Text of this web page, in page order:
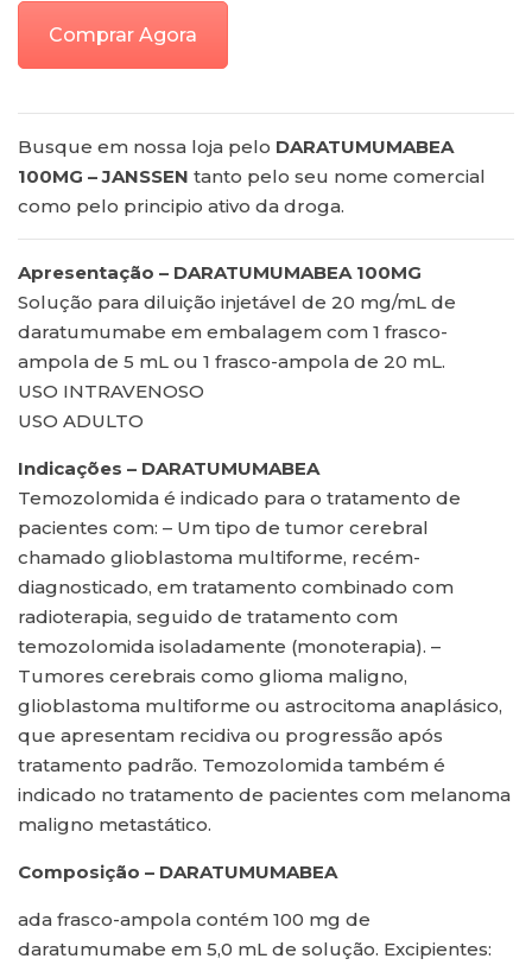
Comprar Agora
Busque em nossa loja pelo DARATUMUMABEA
100MG – JANSSEN tanto pelo seu nome comercial
como pelo principio ativo da droga.
Apresentação – DARATUMUMABEA 100MG
Solução para diluição injetável de 20 mg/mL de
daratumumabe em embalagem com 1 frasco-
ampola de 5 mL ou 1 frasco-ampola de 20 mL.
USO INTRAVENOSO
USO ADULTO
Indicações – DARATUMUMABEA
Temozolomida é indicado para o tratamento de
pacientes com: – Um tipo de tumor cerebral
chamado glioblastoma multiforme, recém-
diagnosticado, em tratamento combinado com
radioterapia, seguido de tratamento com
temozolomida isoladamente (monoterapia). –
Tumores cerebrais como glioma maligno,
glioblastoma multiforme ou astrocitoma anaplásico,
que apresentam recidiva ou progressão após
tratamento padrão. Temozolomida também é
indicado no tratamento de pacientes com melanoma
maligno metastático.
Composição – DARATUMUMABEA
ada frasco-ampola contém 100 mg de
daratumumabe em 5,0 mL de solução. Excipientes: